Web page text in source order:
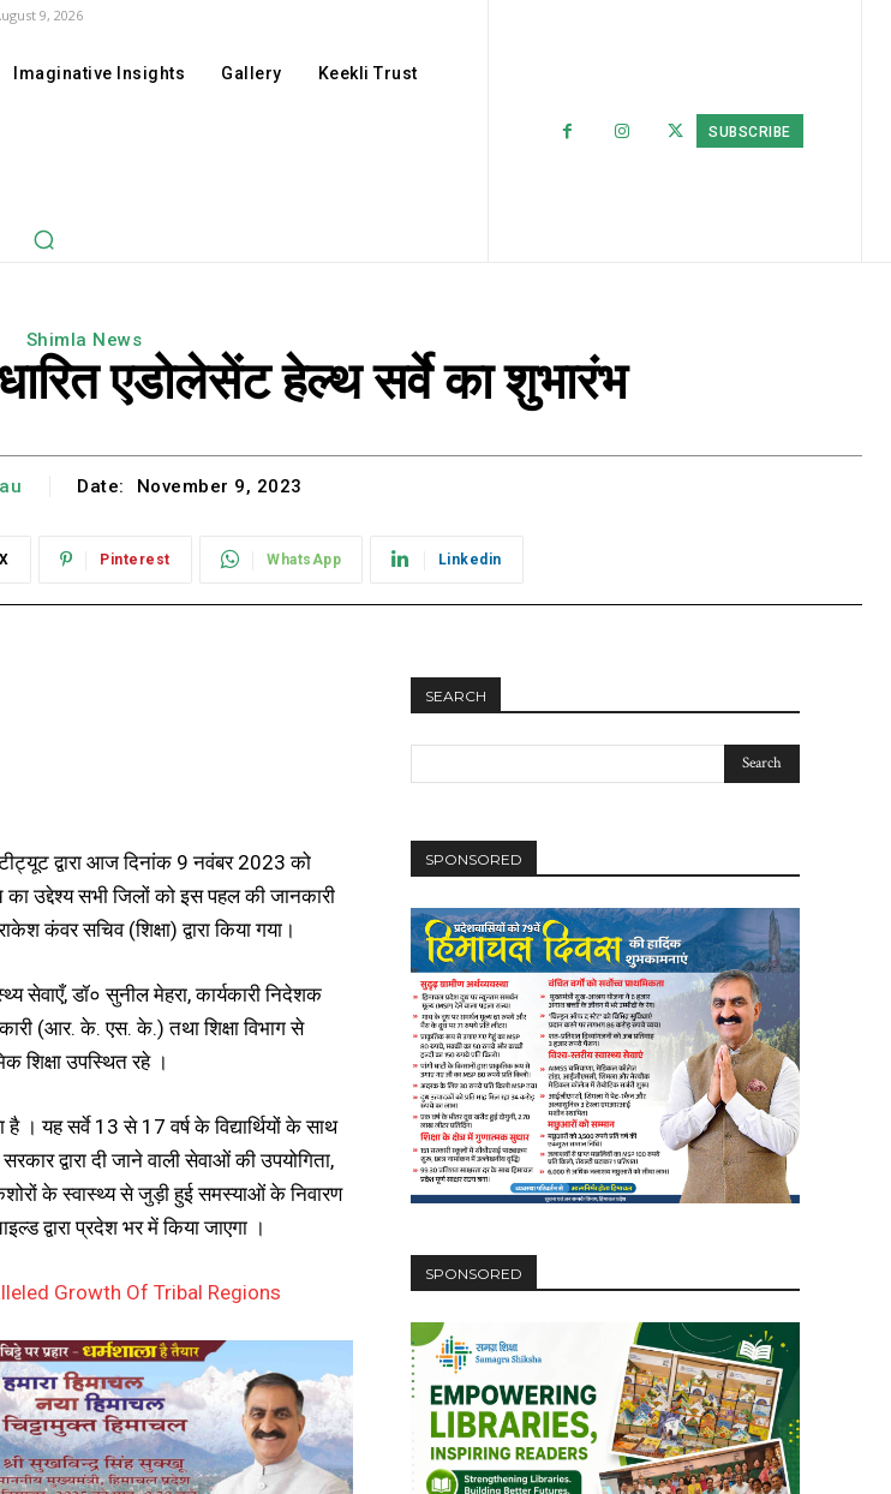
9, 2026
Imaginative Insights Gallery Keekli Trust
SUBSCRIBE
Shimla News
एडोलेसेंट हेल्थ सर्वे का शुभारंभ
Date: November 9, 2023
X Pinterest WhatsApp Linkedin
द्वारा आज दिनांक 9 नवंबर 2023 को
उद्देश्य सभी जिलों को इस पहल की जानकारी
कंवर सचिव (शिक्षा) द्वारा किया गया।
सेवाएँ, डॉ० सुनील मेहरा, कार्यकारी निदेशक
(आर. के. एस. के.) तथा शिक्षा विभाग से
शिक्षा उपस्थित रहे ।
। यह सर्वे 13 से 17 वर्ष के विद्यार्थियों के साथ
द्वारा दी जाने वाली सेवाओं की उपयोगिता,
के स्वास्थ्य से जुड़ी हुई समस्याओं के निवारण
द्वारा प्रदेश भर में किया जाएगा ।
Growth Of Tribal Regions
SEARCH
SPONSORED
SPONSORED